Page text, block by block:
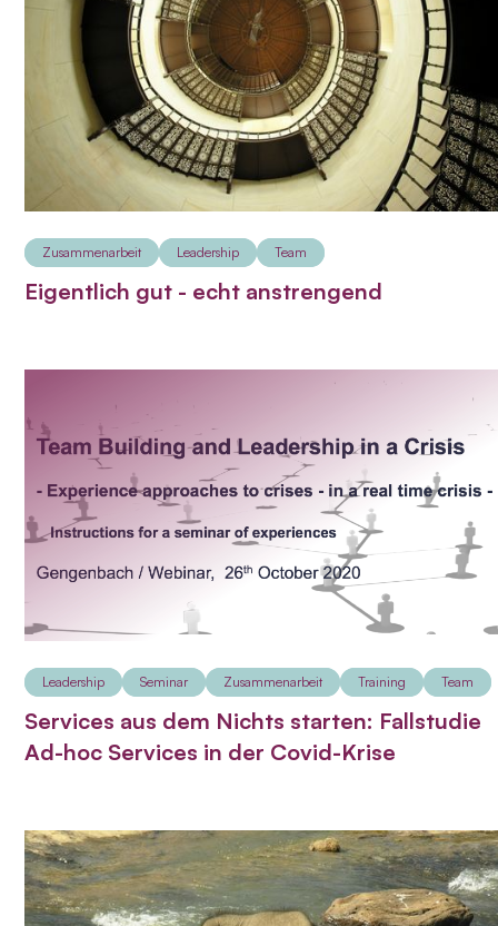
Zusammenarbeit Leadership Team
Eigentlich gut - echt anstrengend
Leadership Seminar Zusammenarbeit Training Team
Services aus dem Nichts starten: Fallstudie
Ad-hoc Services in der Covid-Krise